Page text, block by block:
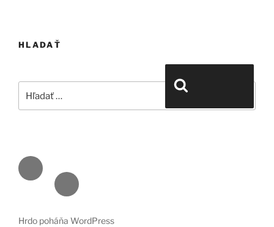
HLADAŤ
Face
book
Emai
l
Hrdo poháňa WordPress